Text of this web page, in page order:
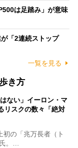
は足踏み」が意味
「2連続ストップ
一覧を見る
き方
ない」イーロン・マ
リスクの数々「絶対
の「兆万長者（ト
。…